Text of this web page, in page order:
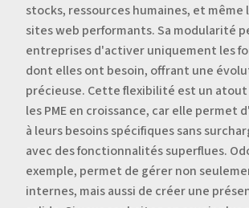
stocks, ressources humaines, et même
sites web performants. Sa modularité
entreprises d'activer uniquement les
dont elles ont besoin, offrant une
précieuse. Cette flexibilité est un
les PME en croissance, car elle permet
à leurs besoins spécifiques sans
avec des fonctionnalités superflues.
exemple, permet de gérer non
internes, mais aussi de créer une